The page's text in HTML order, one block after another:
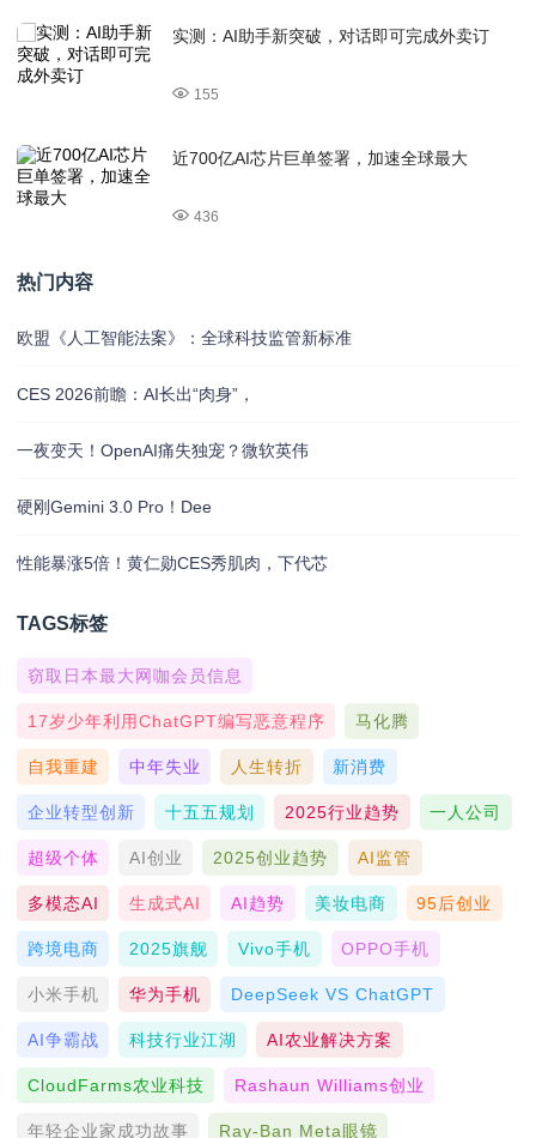
实测：AI助手新突破，对话即可完成外卖订
155
近700亿AI芯片巨单签署，加速全球最大
436
热门内容
欧盟《人工智能法案》：全球科技监管新标准
CES 2026前瞻：AI长出“肉身”，
一夜变天！OpenAI痛失独宠？微软英伟
硬刚Gemini 3.0 Pro！Dee
性能暴涨5倍！黄仁勋CES秀肌肉，下代芯
TAGS标签
窃取日本最大网咖会员信息
17岁少年利用ChatGPT编写恶意程序 马化腾
自我重建 中年失业 人生转折 新消费
企业转型创新 十五五规划 2025行业趋势 一人公司
超级个体 AI创业 2025创业趋势 AI监管
多模态AI 生成式AI AI趋势 美妆电商 95后创业
跨境电商 2025旗舰 Vivo手机 OPPO手机
小米手机 华为手机 DeepSeek VS ChatGPT
AI争霸战 科技行业江湖 AI农业解决方案
CloudFarms农业科技 Rashaun Williams创业
年轻企业家成功故事 Ray-Ban Meta眼镜